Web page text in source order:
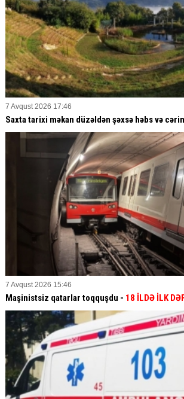
7 Avqust 2026 17:46
Saxta tarixi məkan düzəldən şəxsə həbs və
7 Avqust 2026 15:46
Maşinistsiz qatarlar toqquşdu - 18 İLDƏ İLK